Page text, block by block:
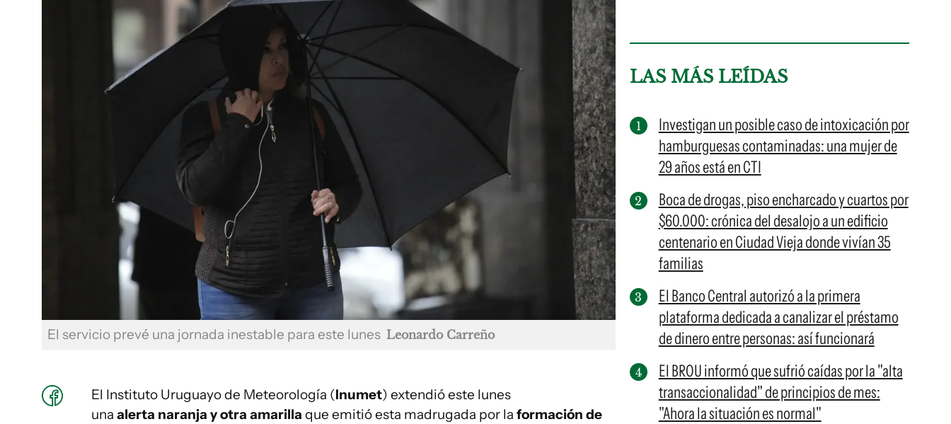
El servicio prevé una jornada inestable para este lunes Leonardo Carreño
El Instituto Uruguayo de Meteorología (Inumet) extendió este lunes
una alerta naranja y otra amarilla que emitió esta madrugada por la formación de
LAS MÁS LEÍDAS
Investigan un posible caso de intoxicación por
hamburguesas contaminadas: una mujer de
29 años está en CTI
Boca de drogas, piso encharcado y cuartos por
$60.000: crónica del desalojo a un edificio
centenario en Ciudad Vieja donde vivían 35
familias
El Banco Central autorizó a la primera
plataforma dedicada a canalizar el préstamo
de dinero entre personas: así funcionará
El BROU informó que sufrió caídas por la "alta
transaccionalidad" de principios de mes:
"Ahora la situación es normal"